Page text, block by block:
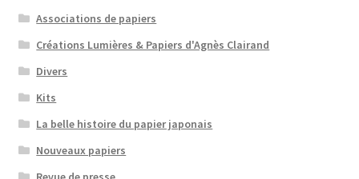
Associations de papiers
Créations Lumières & Papiers d'Agnès Clairand
Divers
Kits
La belle histoire du papier japonais
Nouveaux papiers